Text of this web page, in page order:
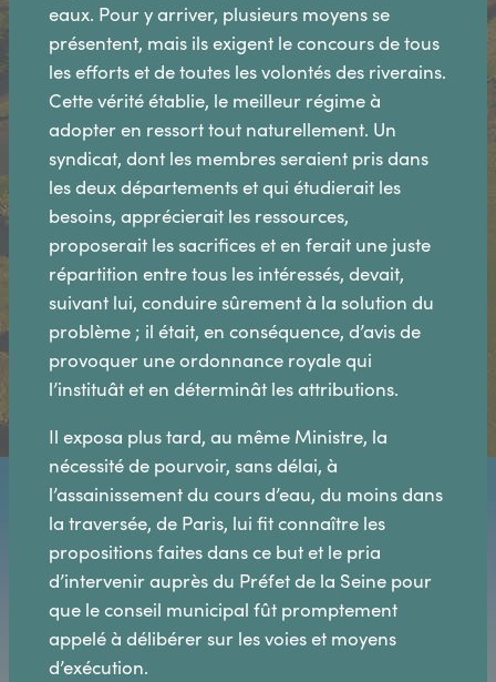
eaux. Pour y arriver, plusieurs moyens se
présentent, mais ils exigent le concours de tous
les efforts et de toutes les volontés des riverains.
Cette vérité établie, le meilleur régime à
adopter en ressort tout naturellement. Un
syndicat, dont les membres seraient pris dans
les deux départements et qui étudierait les
besoins, apprécierait les ressources,
proposerait les sacrifices et en ferait une juste
répartition entre tous les intéressés, devait,
suivant lui, conduire sûrement à la solution du
problème ; il était, en conséquence, d’avis de
provoquer une ordonnance royale qui
l’instituât et en déterminât les attributions.
Il exposa plus tard, au même Ministre, la
nécessité de pourvoir, sans délai, à
l’assainissement du cours d’eau, du moins dans
la traversée, de Paris, lui fit connaître les
propositions faites dans ce but et le pria
d’intervenir auprès du Préfet de la Seine pour
que le conseil municipal fût promptement
appelé à délibérer sur les voies et moyens
d’exécution.